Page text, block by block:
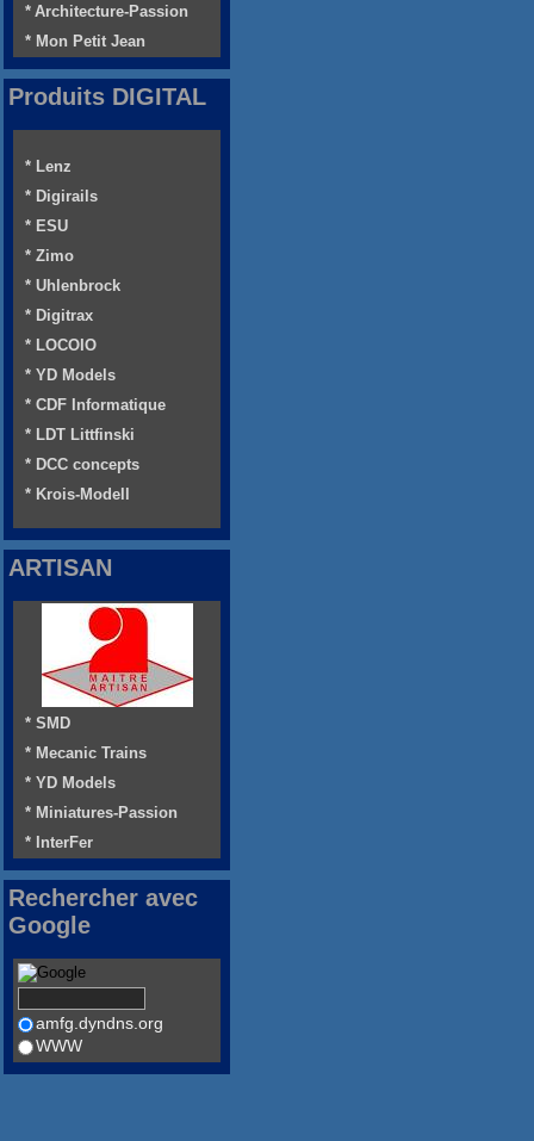
* Architecture-Passion
* Mon Petit Jean
Produits DIGITAL
* Lenz
* Digirails
* ESU
* Zimo
* Uhlenbrock
* Digitrax
* LOCOIO
* YD Models
* CDF Informatique
* LDT Littfinski
* DCC concepts
* Krois-Modell
ARTISAN
* SMD
* Mecanic Trains
* YD Models
* Miniatures-Passion
* InterFer
Rechercher avec
Google
amfg.dyndns.org
WWW